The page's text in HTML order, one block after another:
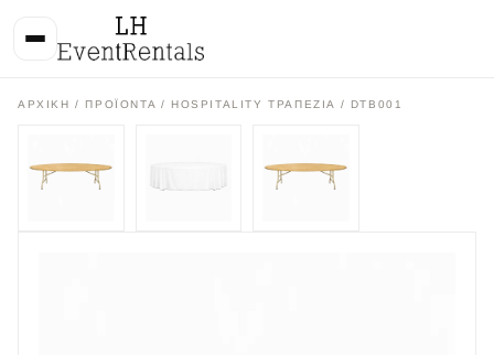
ΑΡΧΙΚΉ / ΠΡΟΪΌΝΤΑ / HOSPITALITY ΤΡΑΠΕΖΙΑ / DTB001